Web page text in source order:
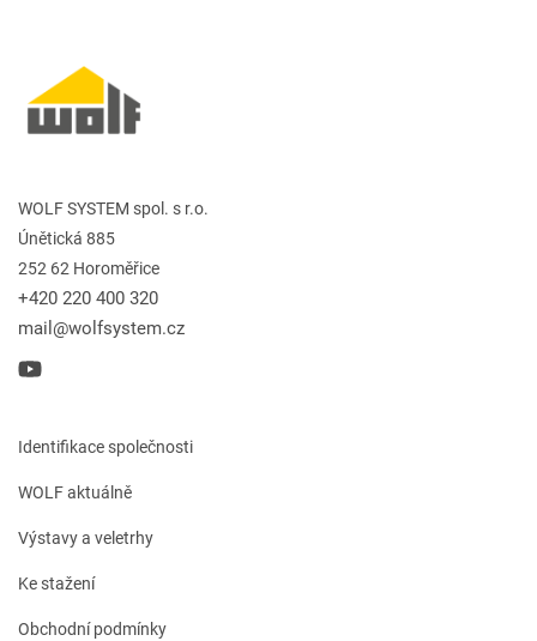
WOLF SYSTEM spol. s r.o.
Únětická 885
252 62 Horoměřice
+420 220 400 320
mail@wolfsystem.cz
Identifikace společnosti
WOLF aktuálně
Výstavy a veletrhy
Ke stažení
Obchodní podmínky